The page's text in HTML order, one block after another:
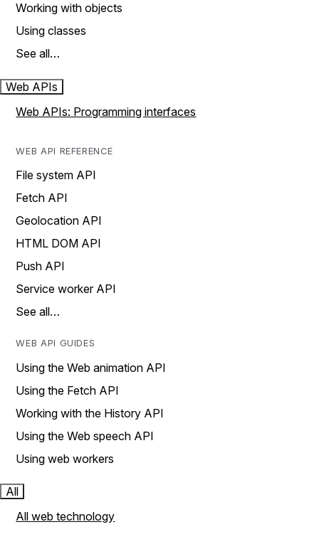
Working with objects
Using classes
See all…
Web APIs
Web APIs: Programming interfaces
WEB API REFERENCE
File system API
Fetch API
Geolocation API
HTML DOM API
Push API
Service worker API
See all…
WEB API GUIDES
Using the Web animation API
Using the Fetch API
Working with the History API
Using the Web speech API
Using web workers
All
All web technology